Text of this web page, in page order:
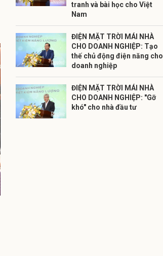
tranh và bài học cho Việt
Nam
ĐIỆN MẶT TRỜI MÁI NHÀ
CHO DOANH NGHIỆP: Tạo
thế chủ động điện năng cho
doanh nghiệp
ĐIỆN MẶT TRỜI MÁI NHÀ
CHO DOANH NGHIỆP: "Gỡ
khó" cho nhà đầu tư